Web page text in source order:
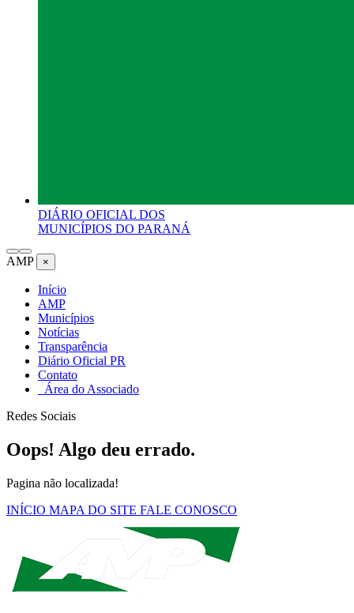
DIÁRIO OFICIAL DOS
MUNICÍPIOS DO PARANÁ
AMP ×
Início
AMP
Municípios
Notícias
Transparência
Diário Oficial PR
Contato
Área do Associado
Redes Sociais
Oops! Algo deu errado.
Pagina não localizada!
INÍCIO MAPA DO SITE FALE CONOSCO